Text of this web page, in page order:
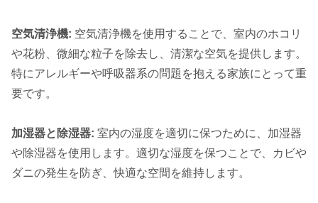
空気清浄機: 空気清浄機を使用することで、室内のホコリ
や花粉、微細な粒子を除去し、清潔な空気を提供します。
特にアレルギーや呼吸器系の問題を抱える家族にとって重
要です。
加湿器と除湿器: 室内の湿度を適切に保つために、加湿器
や除湿器を使用します。適切な湿度を保つことで、カビや
ダニの発生を防ぎ、快適な空間を維持します。